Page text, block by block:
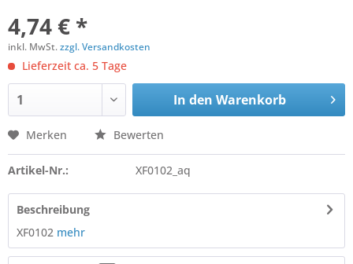
4,74 € *
inkl. MwSt.zzgl. Versandkosten
Lieferzeit ca. 5 Tage
In den Warenkorb
Merken Bewerten
Artikel-Nr.: XF0102_aq
Beschreibung
XF0102 mehr